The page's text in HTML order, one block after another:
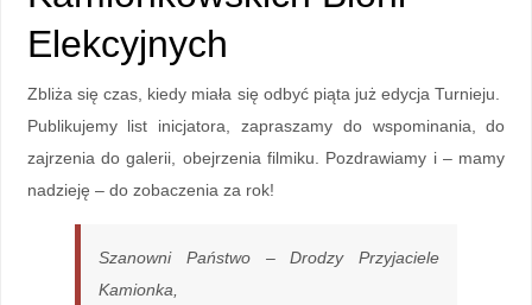
Elekcyjnych
Zbliża się czas, kiedy miała się odbyć piąta już edycja Turnieju.
Publikujemy list inicjatora, zapraszamy do wspominania, do
zajrzenia do galerii, obejrzenia filmiku. Pozdrawiamy i – mamy
nadzieję – do zobaczenia za rok!
Szanowni Państwo – Drodzy Przyjaciele
Kamionka,